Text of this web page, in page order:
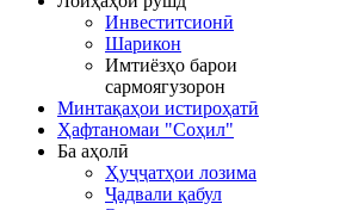
Инвеститсионӣ
Шарикон
Имтиёзҳо барои
сармоягузорон
Минтақаҳои истироҳатӣ
Ҳафтаномаи "Соҳил"
Ба аҳолӣ
Ҳуҷҷатҳои лозима
Ҷадвали қабул